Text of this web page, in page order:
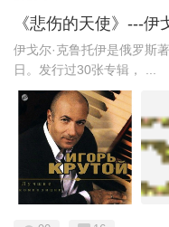
《悲伤的天使》---伊
伊戈尔·克鲁托伊是俄罗斯
日。发行过30张专辑， ...